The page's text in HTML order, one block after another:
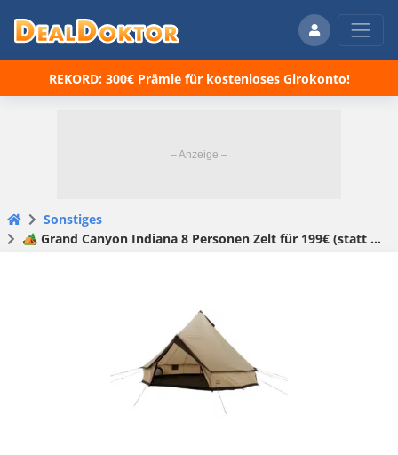
REKORD: 300€ Prämie für kostenloses Girokonto!
Sonstiges
🏕️ Grand Canyon Indiana 8 Personen Zelt für 199€ (statt 244€)